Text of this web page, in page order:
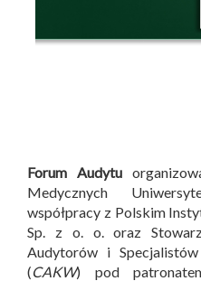
Forum Audytu
Medycznych
współpracy z Polskim
Sp. z o. o. oraz
Audytorów i
(CAKW) pod